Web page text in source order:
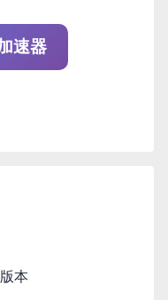
速器
单机版本